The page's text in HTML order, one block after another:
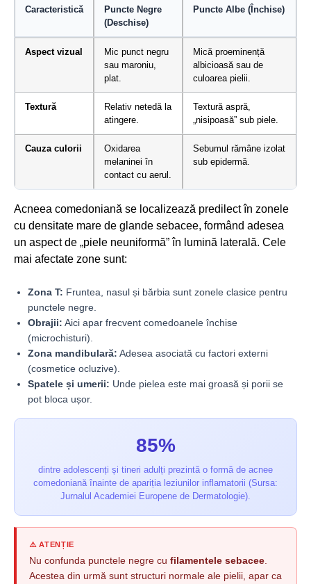
Caracteristică
Puncte Negre
(Deschise)
Puncte Albe (Închise)
Aspect vizual
Mic punct negru
sau maroniu,
plat.
Mică proeminență
albicioasă sau de
culoarea pielii.
Textură
Relativ netedă la
atingere.
Textură aspră,
„nisipoasă” sub piele.
Cauza culorii
Oxidarea
melaninei în
contact cu aerul.
Sebumul rămâne izolat
sub epidermă.
Acneea comedoniană se localizează predilect în zonele
cu densitate mare de glande sebacee, formând adesea
un aspect de „piele neuniformă” în lumină laterală. Cele
mai afectate zone sunt:
Zona T: Fruntea, nasul și bărbia sunt zonele clasice pentru
punctele negre.
Obrajii: Aici apar frecvent comedoanele închise
(microchisturi).
Zona mandibulară: Adesea asociată cu factori externi
(cosmetice ocluzive).
Spatele și umerii: Unde pielea este mai groasă și porii se
pot bloca ușor.
85%
dintre adolescenți și tineri adulți prezintă o formă de acnee
comedoniană înainte de apariția leziunilor inflamatorii (Sursa:
Jurnalul Academiei Europene de Dermatologie).
⚠️ ATENȚIE
Nu confunda punctele negre cu filamentele sebacee
Acestea din urmă sunt structuri normale ale pielii, apar ca